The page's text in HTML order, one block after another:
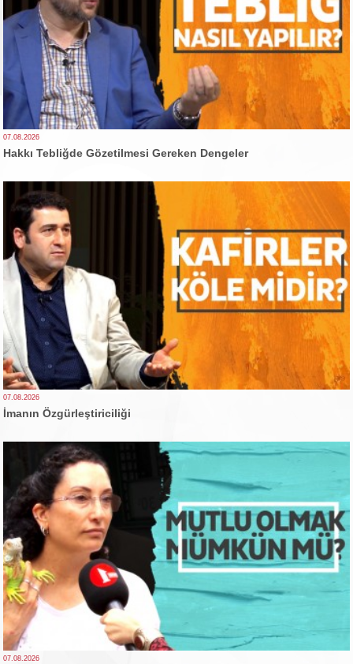
07.08.2026
Hakkı Tebliğde Gözetilmesi Gereken Dengeler
07.08.2026
İmanın Özgürleştiriciliği
07.08.2026